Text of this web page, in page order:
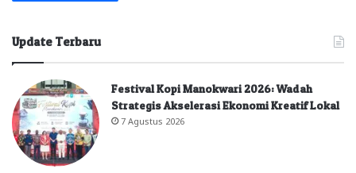
Update Terbaru
Festival Kopi Manokwari 2026: Wadah
Strategis Akselerasi Ekonomi Kreatif Lokal
7 Agustus 2026